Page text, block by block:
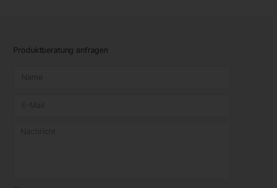
Produktberatung anfragen